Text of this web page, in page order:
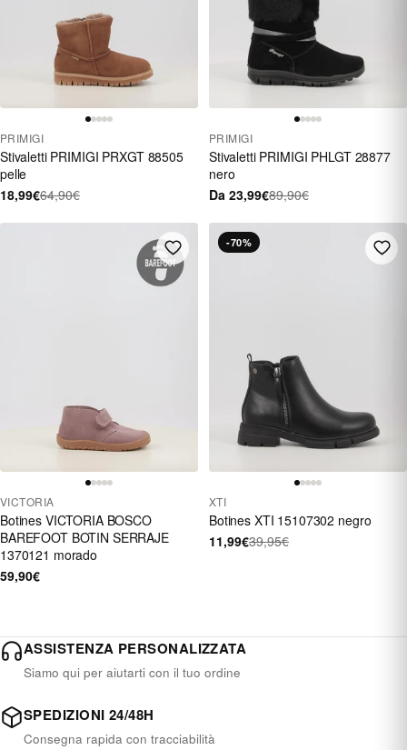
PRIMIGI
Stivaletti PRIMIGI PRXGT 88505
pelle
18,99€64,90€
PRIMIGI
Stivaletti PRIMIGI PHLGT 28877
nero
Da 23,99€89,90€
VICTORIA
Botines VICTORIA BOSCO
BAREFOOT BOTIN SERRAJE
1370121 morado
59,90€
-70%
XTI
Botines XTI 15107302 negro
11,99€39,95€
ASSISTENZA PERSONALIZZATA
Siamo qui per aiutarti con il tuo ordine
SPEDIZIONI 24/48H
Consegna rapida con tracciabilità